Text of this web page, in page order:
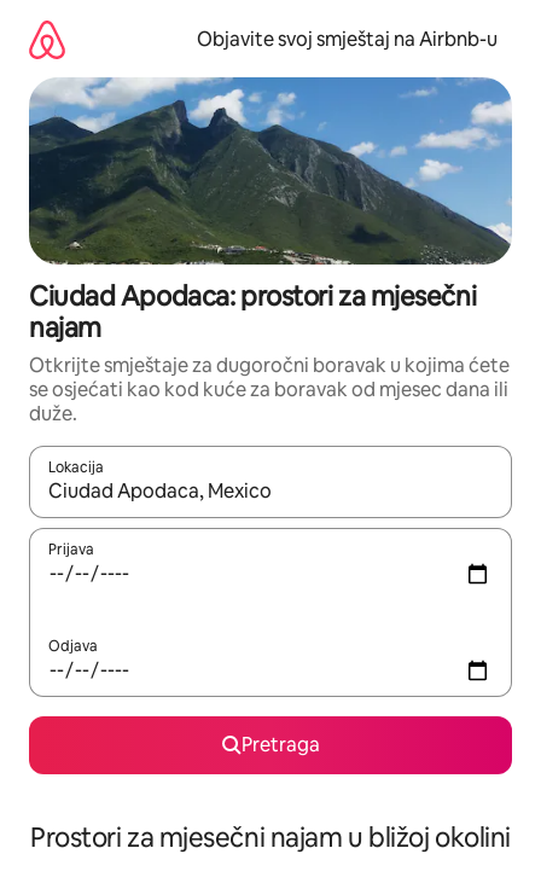
sadržaj
Objavite svoj smještaj na Airbnb-u
Ciudad Apodaca: prostori za mjesečni
najam
Otkrijte smještaje za dugoročni boravak u kojima ćete
se osjećati kao kod kuće za boravak od mjesec dana ili
duže.
Lokacija
Kad su rezultati dostupni, možete da se krećete kroz njih
Prijava
Odjava
Pretraga
Prostori za mjesečni najam u bližoj okolini